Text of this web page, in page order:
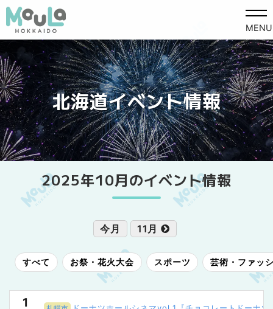
MENU
北海道イベント情報
2025年10月のイベント情報
今月 11月
すべて お祭・花火大会 スポーツ 芸術・ファッ
1